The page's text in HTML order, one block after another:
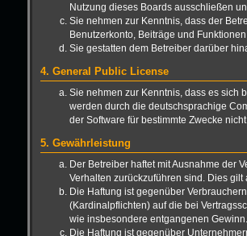
Nutzung dieses Boards ausschließen
Sie nehmen zur Kenntnis, dass der
Benutzerkonto, Beiträge und
Sie gestatten dem Betreiber darüber
4. General Public License
Sie nehmen zur Kenntnis, dass es sich
werden durch die deutschsprachige
der Software für bestimmte Zwecke
5. Gewährleistung
Der Betreiber haftet mit Ausnahme der
Verhalten zurückzuführen sind. Dies
Die Haftung ist gegenüber
(Kardinalpflichten) auf die bei
wie insbesondere entgangenen Gewinn.
Die Haftung ist gegenüber